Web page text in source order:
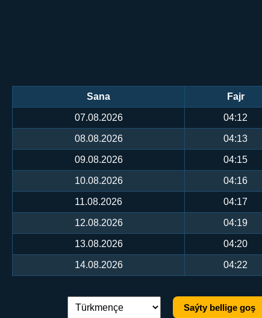
Sana Fajr
07.08.2026 04:12
08.08.2026 04:13
09.08.2026 04:15
10.08.2026 04:16
11.08.2026 04:17
12.08.2026 04:19
13.08.2026 04:20
14.08.2026 04:22
Dil çalşyryş: Saýty bellige goş